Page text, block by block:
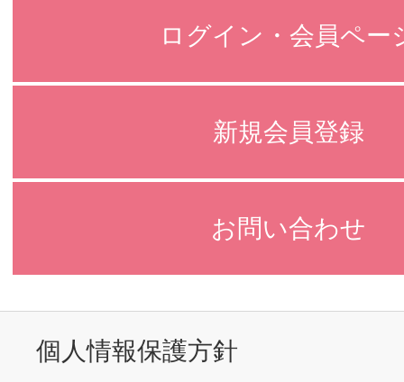
ログイン・会員ペー
新規会員登録
お問い合わせ
個人情報保護方針